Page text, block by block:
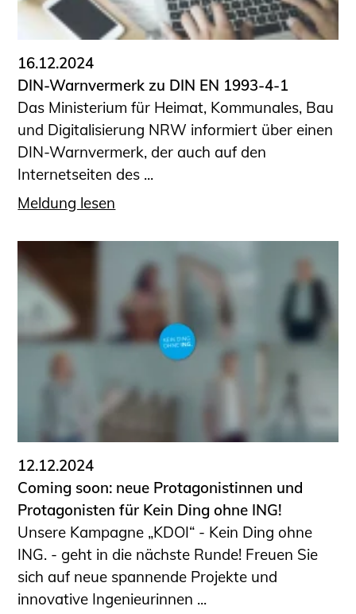
Informationen für Fortbildungsträger
Anträge, Anzeigen, Formulare
Fortbildung/Seminare
Informationen für Ingenieurinnen
und Ingenieure
Recht
Planungswettbewerbe
Publikationen
Stellenbörse
Öffentlich bestellte und vereidigte
Sachverständige
Prüfsachverständige
Qualifizierte Tragwerksplaner/-innen
Bauvorlageberechtigte
Sachkundige für Zustands- und
Funktionsprüfung privater
Abwasserleitungen
Vereinbarungen mit
Ingenieurkammern
Büronachfolge
Zusatzqualifikationen
Geschützter Bereich
Informationen für Auftraggeber und
Verbraucher
Ingenieursuche (Mitglieder der IK-Bau
16.12.2024
DIN-Warnvermerk zu DIN EN 1993-4-1
Das Ministerium für Heimat, Kommunales, Bau
und Digitalisierung NRW informiert über einen
DIN-Warnvermerk, der auch auf den
Internetseiten des ...
Meldung lesen
12.12.2024
Coming soon: neue Protagonistinnen und
Protagonisten für Kein Ding ohne ING!
Unsere Kampagne „KDOI“ - Kein Ding ohne
ING. - geht in die nächste Runde! Freuen Sie
sich auf neue spannende Projekte und
innovative Ingenieurinnen ...